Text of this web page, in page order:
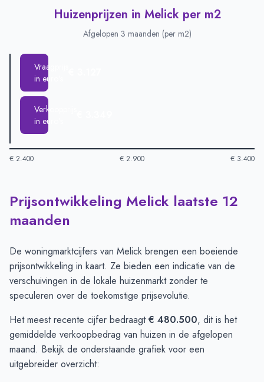
Huizenprijzen in Melick per m2
Afgelopen 3 maanden (per m2)
Vraagprijs
in euro's
Verkoopprijs
in euro's
€ 2.400 € 2.900 € 3.400
Huizenprijzen in Melick per m2-Afgelopen 3 maanden (per
Vraagprijs in euro's
Verkoopprijs in euro's
€ 3.349
Prijsontwikkeling Melick laatste 12
maanden
De woningmarktcijfers van Melick brengen een boeiende
prijsontwikkeling in kaart. Ze bieden een indicatie van de
verschuivingen in de lokale huizenmarkt zonder te
speculeren over de toekomstige prijsevolutie.
Het meest recente cijfer bedraagt€ 480.500, dit is het
gemiddelde verkoopbedrag van huizen in de afgelopen
maand. Bekijk de onderstaande grafiek voor een
uitgebreider overzicht: